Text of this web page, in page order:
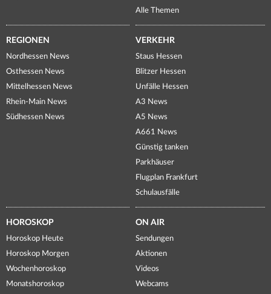
Alle Themen
REGIONEN
Nordhessen News
Osthessen News
Mittelhessen News
Rhein-Main News
Südhessen News
VERKEHR
Staus Hessen
Blitzer Hessen
Unfälle Hessen
A3 News
A5 News
A661 News
Günstig tanken
Parkhäuser
Flugplan Frankfurt
Schulausfälle
HOROSKOP
Horoskop Heute
Horoskop Morgen
Wochenhoroskop
Monatshoroskop
ON AIR
Sendungen
Aktionen
Videos
Webcams